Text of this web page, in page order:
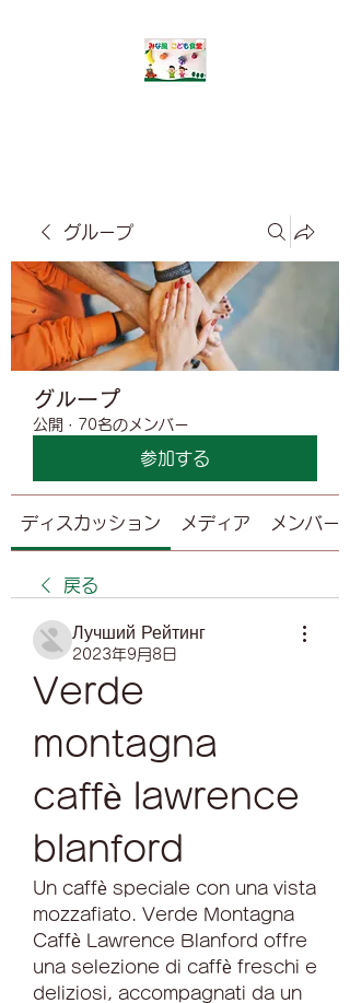
グループ
グループ
公開 · 70名のメンバー
参加する
ディスカッション メディア メンバー
戻る
Лучший Рейтинг
2023年9月8日
Verde
montagna
caffè lawrence
blanford
Un caffè speciale con una vista
mozzafiato. Verde Montagna
Caffè Lawrence Blanford offre
una selezione di caffè freschi e
deliziosi, accompagnati da un